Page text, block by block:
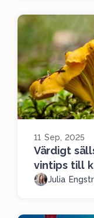
11 Sep, 2025
Värdigt
vintips till
Julia